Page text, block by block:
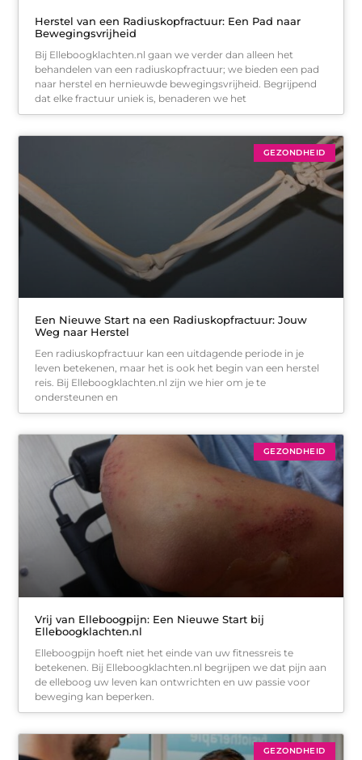
Herstel van een Radiuskopfractuur: Een Pad naar
Bewegingsvrijheid
Bij Elleboogklachten.nl gaan we verder dan alleen het
behandelen van een radiuskopfractuur; we bieden een pad
naar herstel en hernieuwde bewegingsvrijheid. Begrijpend
dat elke fractuur uniek is, benaderen we het
GEZONDHEID
Een Nieuwe Start na een Radiuskopfractuur: Jouw
Weg naar Herstel
Een radiuskopfractuur kan een uitdagende periode in je
leven betekenen, maar het is ook het begin van een herstel
reis. Bij Elleboogklachten.nl zijn we hier om je te
ondersteunen en
GEZONDHEID
Vrij van Elleboogpijn: Een Nieuwe Start bij
Elleboogklachten.nl
Elleboogpijn hoeft niet het einde van uw fitnessreis te
betekenen. Bij Elleboogklachten.nl begrijpen we dat pijn aan
de elleboog uw leven kan ontwrichten en uw passie voor
beweging kan beperken.
GEZONDHEID